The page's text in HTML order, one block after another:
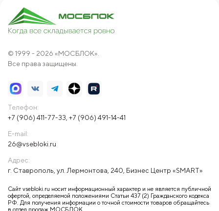
© 1999 - 2026 «МОСБЛОК».
Все права защищены.
Телефон:
+7 (906) 411-77-33 +7 (906) 491-14-41
E-mail:
26@vsebloki.ru
Адрес:
г. Ставрополь, ул. Лермонтова, 240, Бизнес Центр «SMART»
Сайт vsebloki.ru носит информационный характер и не является публичной
офертой, определяемой положениями Статьи 437 (2) Гражданского кодекса
РФ. Для получения информации о точной стоимости товаров обращайтесь
в отдел продаж МОСБЛОК.